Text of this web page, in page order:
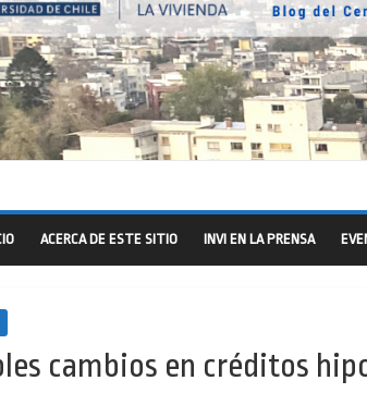
ACERCA DE ESTE SITIO INVI EN LA PRENSA
cambios en créditos